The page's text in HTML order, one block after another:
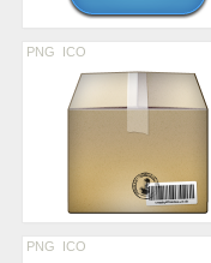
PNG ICO
PNG ICO